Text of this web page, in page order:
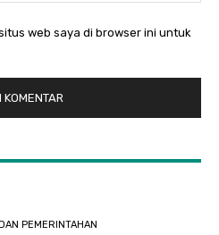
web saya di browser ini untuk
PEMERINTAHAN